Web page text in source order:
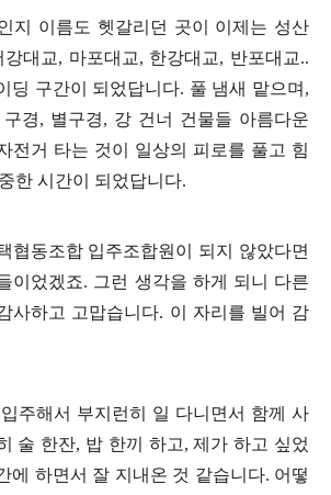
지 이름도 헷갈리던 곳이 이제는 성산
대교, 마포대교, 한강대교, 반포대교..
딩 구간이 되었답니다. 풀 냄새 맡으며,
경, 별구경, 강 건너 건물들 아름다운
전거 타는 것이 일상의 피로를 풀고 힘
한 시간이 되었답니다.
협동조합 입주조합원이 되지 않았다면
이었겠죠. 그런 생각을 하게 되니 다른
사하고 고맙습니다. 이 자리를 빌어 감
주해서 부지런히 일 다니면서 함께 사
술 한잔, 밥 한끼 하고, 제가 하고 싶었
에 하면서 잘 지내온 것 같습니다. 어떻